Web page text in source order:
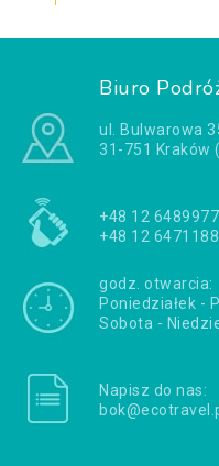
Biuro
ul. Bulwarowa
31-751 Kraków
+48 12
+48 12
godz. otwarcia:
Poniedziałek -
Sobota -
Napisz do nas: